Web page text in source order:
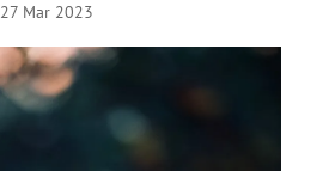
27 Mar 2023